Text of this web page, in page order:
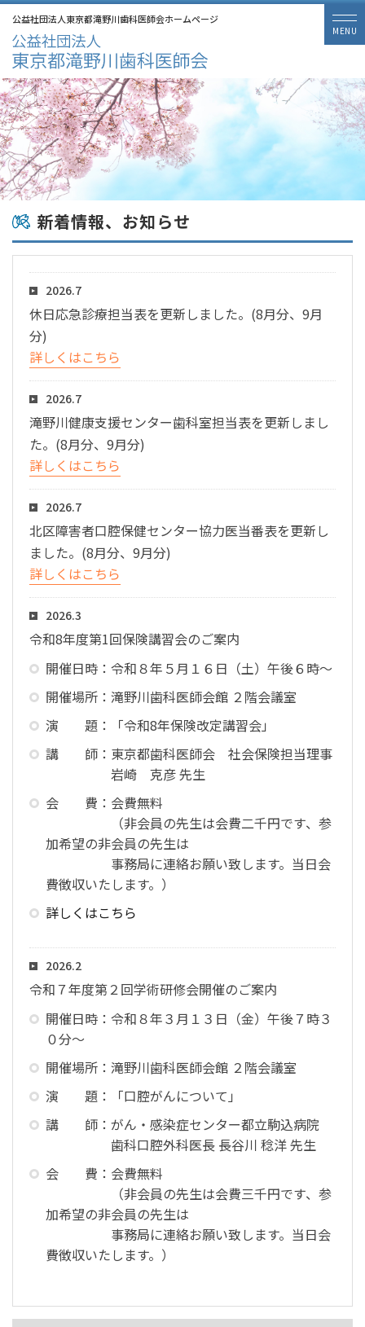
公益社団法人東京都滝野川歯科医師会ホームページ
新着情報、お知らせ
2026.7
休日応急診療担当表を更新しました。(8月分、9月
分)
詳しくはこちら
2026.7
滝野川健康支援センター歯科室担当表を更新しまし
た。(8月分、9月分)
詳しくはこちら
2026.7
北区障害者口腔保健センター協力医当番表を更新し
ました。(8月分、9月分)
詳しくはこちら
2026.3
令和8年度第1回保険講習会のご案内
開催日時：令和８年５月１６日（土）午後６時～
開催場所：滝野川歯科医師会館 ２階会議室
演 題：「令和8年保険改定講習会」
講 師：東京都歯科医師会 社会保険担当理事
岩崎 克彦 先生
会 費：会費無料
（非会員の先生は会費二千円です、参
加希望の非会員の先生は
事務局に連絡お願い致します。当日会
費徴収いたします。）
詳しくはこちら
2026.2
令和７年度第２回学術研修会開催のご案内
開催日時：令和８年３月１３日（金）午後７時３
０分～
開催場所：滝野川歯科医師会館 ２階会議室
演 題：「口腔がんについて」
講 師：がん・感染症センター都立駒込病院
歯科口腔外科医長 長谷川 稔洋 先生
会 費：会費無料
（非会員の先生は会費三千円です、参
加希望の非会員の先生は
事務局に連絡お願い致します。当日会
費徴収いたします。）